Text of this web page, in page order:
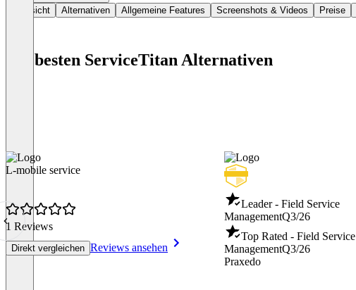
Übersicht
Alternativen Allgemeine Features Screenshots & Videos Preise
Die besten ServiceTitan Alternativen
L-mobile service
1 Reviews
Direkt vergleichen Reviews ansehen
Leader - Field Service
ManagementQ3/26
Top Rated - Field Service
ManagementQ3/26
Praxedo